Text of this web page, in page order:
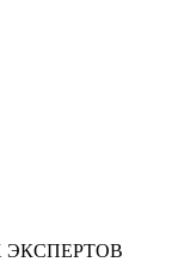
ЭКСПЕРТОВ